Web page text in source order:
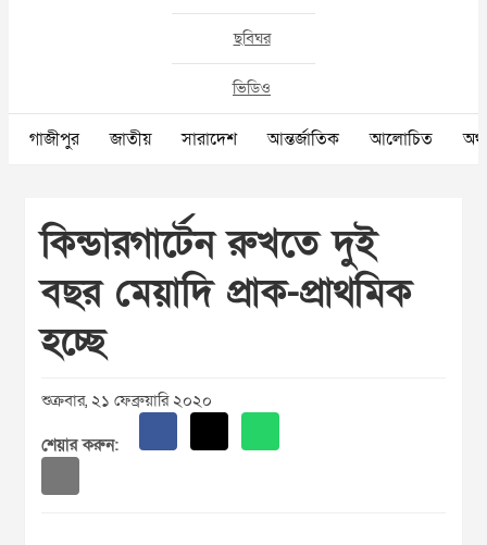
ছবিঘর
ভিডিও
গাজীপুর জাতীয় সারাদেশ আন্তর্জাতিক আলোচিত
কিন্ডারগার্টেন রুখতে দুই
বছর মেয়াদি প্রাক-প্রাথমিক
হচ্ছে
শুক্রবার, ২১ ফেব্রুয়ারি ২০২০
শেয়ার করুন: